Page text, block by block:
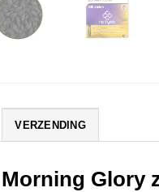
VERZENDING
Glory